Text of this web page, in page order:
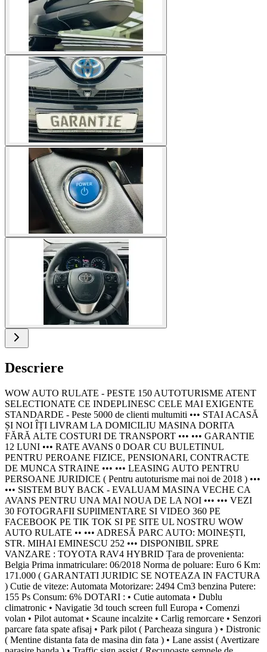
Descriere
WOW AUTO RULATE - PESTE 150 AUTOTURISME ATENT
SELECTIONATE CE INDEPLINESC CELE MAI EXIGENTE
STANDARDE - Peste 5000 de clienti multumiti ••• STAI ACASĂ
ȘI NOI ÎȚI LIVRAM LA DOMICILIU MASINA DORITA
FĂRĂ ALTE COSTURI DE TRANSPORT ••• ••• GARANTIE
12 LUNI ••• RATE AVANS 0 DOAR CU BULETINUL
PENTRU PEROANE FIZICE, PENSIONARI, CONTRACTE
DE MUNCA STRAINE ••• ••• LEASING AUTO PENTRU
PERSOANE JURIDICE ( Pentru autoturisme mai noi de 2018 ) •••
••• SISTEM BUY BACK - EVALUAM MASINA VECHE CA
AVANS PENTRU UNA MAI NOUA DE LA NOI ••• ••• VEZI
30 FOTOGRAFII SUPlIMENTARE SI VIDEO 360 PE
FACEBOOK PE TIK TOK SI PE SITE UL NOSTRU WOW
AUTO RULATE •• ••• ADRESĂ PARC AUTO: MOINEȘTI,
STR. MIHAI EMINESCU 252 ••• DISPONIBIL SPRE
VANZARE : TOYOTA RAV4 HYBRID Țara de provenienta:
Belgia Prima inmatriculare: 06/2018 Norma de poluare: Euro 6 Km:
171.000 ( GARANTATI JURIDIC SE NOTEAZA IN FACTURA
) Cutie de viteze: Automata Motorizare: 2494 Cm3 benzina Putere:
155 Ps Consum: 6% DOTARI : • Cutie automata • Dublu
climatronic • Navigatie 3d touch screen full Europa • Comenzi
volan • Pilot automat • Scaune incalzite • Carlig remorcare • Senzori
parcare fata spate afisaj • Park pilot ( Parcheaza singura ) • Distronic
( Mentine distanta fata de masina din fata ) • Lane assist ( Avertizare